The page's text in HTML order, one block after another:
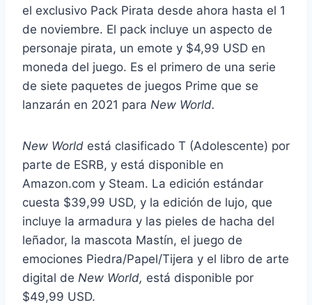
el exclusivo Pack Pirata desde ahora hasta el 1
de noviembre. El pack incluye un aspecto de
personaje pirata, un emote y $4,99 USD en
moneda del juego. Es el primero de una serie
de siete paquetes de juegos Prime que se
lanzarán en 2021 para New World.
New World está clasificado T (Adolescente) por
parte de ESRB, y está disponible en
Amazon.com y Steam. La edición estándar
cuesta $39,99 USD, y la edición de lujo, que
incluye la armadura y las pieles de hacha del
leñador, la mascota Mastín, el juego de
emociones Piedra/Papel/Tijera y el libro de arte
digital de New World, está disponible por
$49,99 USD.